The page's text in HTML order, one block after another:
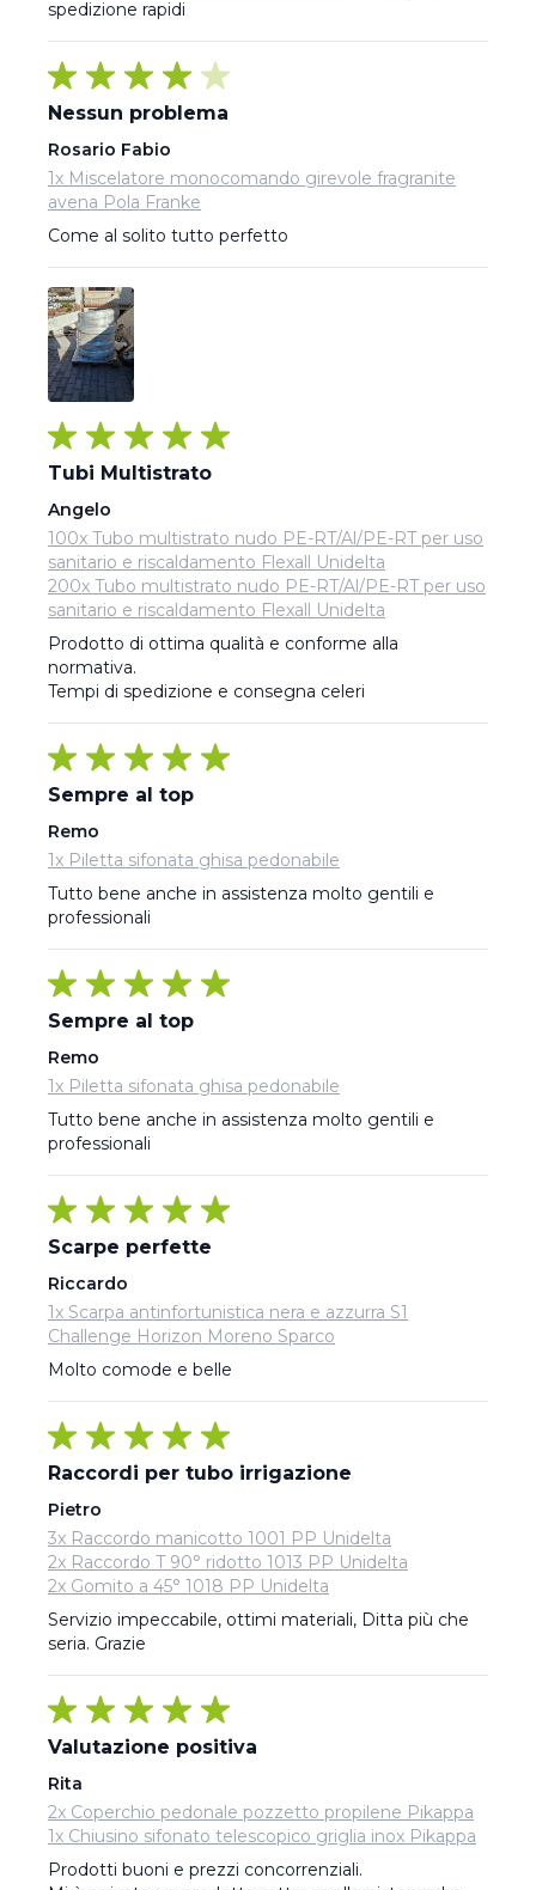
spedizione rapidi
Nessun problema
Rosario Fabio
1x Miscelatore monocomando girevole fragranite
avena Pola Franke
Come al solito tutto perfetto
Tubi Multistrato
Angelo
100x Tubo multistrato nudo PE-RT/Al/PE-RT per uso
sanitario e riscaldamento Flexall Unidelta
200x Tubo multistrato nudo PE-RT/Al/PE-RT per uso
sanitario e riscaldamento Flexall Unidelta
Prodotto di ottima qualità e conforme alla
normativa.
Tempi di spedizione e consegna celeri
Sempre al top
Remo
1x Piletta sifonata ghisa pedonabile
Tutto bene anche in assistenza molto gentili e
professionali
Sempre al top
Remo
1x Piletta sifonata ghisa pedonabile
Tutto bene anche in assistenza molto gentili e
professionali
Scarpe perfette
Riccardo
1x Scarpa antinfortunistica nera e azzurra S1
Challenge Horizon Moreno Sparco
Molto comode e belle
Raccordi per tubo irrigazione
Pietro
3x Raccordo manicotto 1001 PP Unidelta
2x Raccordo T 90° ridotto 1013 PP Unidelta
2x Gomito a 45° 1018 PP Unidelta
Servizio impeccabile, ottimi materiali, Ditta più che
seria. Grazie
Valutazione positiva
Rita
2x Coperchio pedonale pozzetto propilene Pikappa
1x Chiusino sifonato telescopico griglia inox Pikappa
Prodotti buoni e prezzi concorrenziali.